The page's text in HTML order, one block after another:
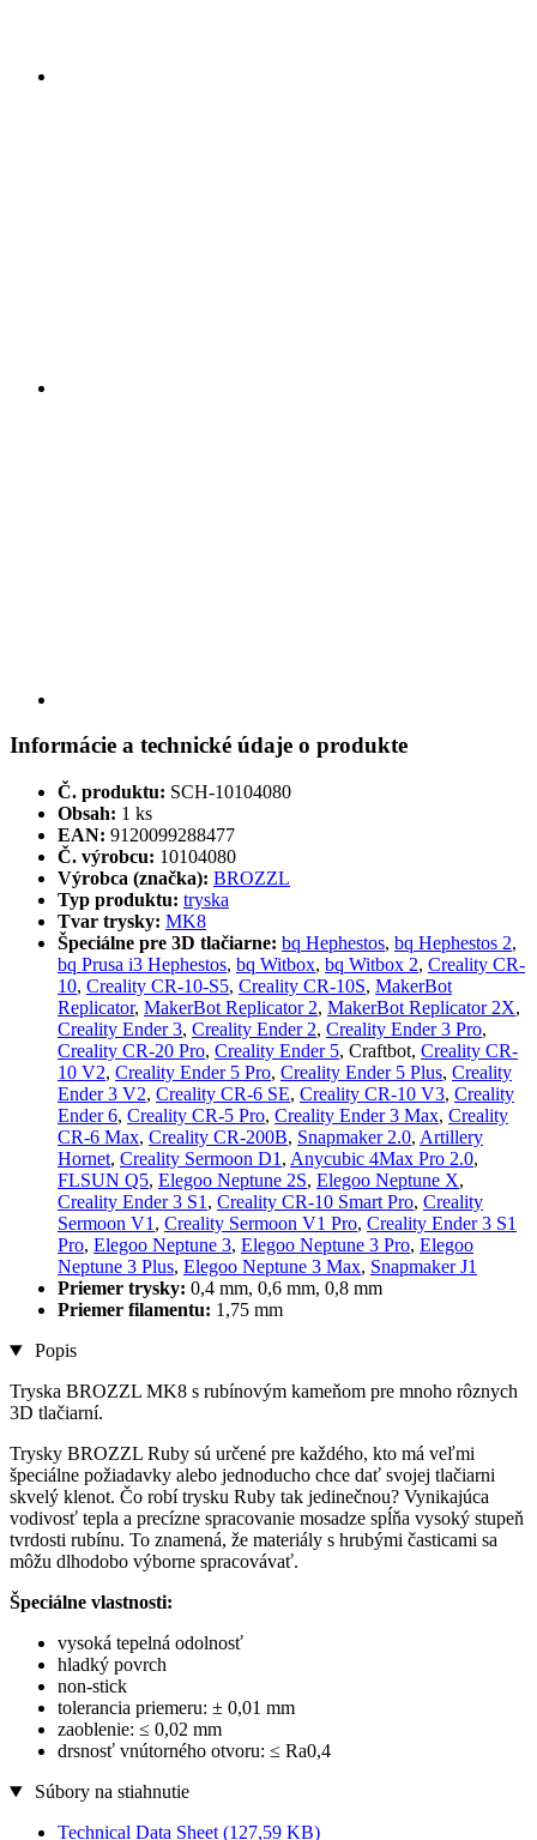
Informácie a technické údaje o produkte
Č. produktu: SCH-10104080
Obsah: 1 ks
EAN: 9120099288477
Č. výrobcu: 10104080
Výrobca (značka): BROZZL
Typ produktu: tryska
Tvar trysky: MK8
Špeciálne pre 3D tlačiarne: bq Hephestos, bq Hephestos 2,
bq Prusa i3 Hephestos, bq Witbox, bq Witbox 2, Creality CR-
10, Creality CR-10-S5, Creality CR-10S, MakerBot
Replicator, MakerBot Replicator 2, MakerBot Replicator 2X,
Creality Ender 3, Creality Ender 2, Creality Ender 3 Pro,
Creality CR-20 Pro, Creality Ender 5, Craftbot, Creality CR-
10 V2, Creality Ender 5 Pro, Creality Ender 5 Plus, Creality
Ender 3 V2, Creality CR-6 SE, Creality CR-10 V3, Creality
Ender 6, Creality CR-5 Pro, Creality Ender 3 Max, Creality
CR-6 Max, Creality CR-200B, Snapmaker 2.0, Artillery
Hornet, Creality Sermoon D1 , Anycubic 4Max Pro 2.0,
FLSUN Q5, Elegoo Neptune 2S, Elegoo Neptune X,
Creality Ender 3 S1 , Creality CR-10 Smart Pro, Creality
Sermoon V1 , Creality Sermoon V1 Pro, Creality Ender 3 S1
Pro, Elegoo Neptune 3, Elegoo Neptune 3 Pro, Elegoo
Neptune 3 Plus, Elegoo Neptune 3 Max, Snapmaker J1
Priemer trysky: 0,4 mm, 0,6 mm, 0,8 mm
Priemer filamentu: 1,75 mm
Popis
Tryska BROZZL MK8 s rubínovým kameňom pre mnoho rôznych
3D tlačiarní.
Trysky BROZZL Ruby sú určené pre každého, kto má veľmi
špeciálne požiadavky alebo jednoducho chce dať svojej tlačiarni
skvelý klenot. Čo robí trysku Ruby tak jedinečnou? Vynikajúca
vodivosť tepla a precízne spracovanie mosadze spĺňa vysoký stupeň
tvrdosti rubínu. To znamená, že materiály s hrubými časticami sa
môžu dlhodobo výborne spracovávať.
Špeciálne vlastnosti:
vysoká tepelná odolnosť
hladký povrch
non-stick
tolerancia priemeru: ± 0,01 mm
zaoblenie: ≤ 0,02 mm
drsnosť vnútorného otvoru: ≤ Ra0,4
Súbory na stiahnutie
Technical Data Sheet (127,59 KB)